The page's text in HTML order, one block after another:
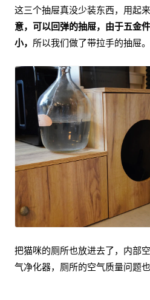
这三个抽屉真没少装东西，用起来
意，可以回弹的抽屉，由于五金
小， 所以我们做了带拉手的抽屉。
把猫咪的厕所也放进去了，内部
气净化器，厕所的空气质量问题也